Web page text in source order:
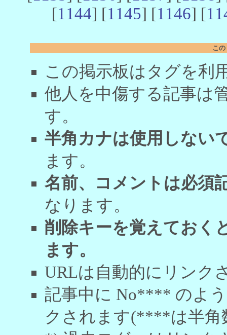
[1144] [1145] [1146] [
こ
この掲示板はタグを利
他人を中傷する記事は
す。
半角カナは使用しない
ます。
名前、コメントは必須
なります。
削除キーを覚えておく
ます。
URLは自動的にリンク
記事中に No**** のよ
クされます(****は半角